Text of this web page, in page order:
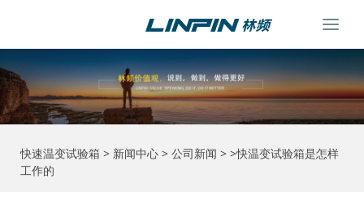
快速温变试验箱 > 新闻中心 > 公司新闻 > >快温变试验箱是怎样
工作的